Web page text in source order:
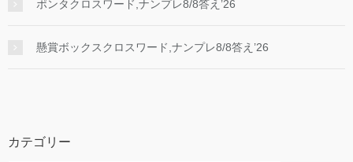
ポンタクロスワード,ナンプレ8/8答え’26
懸賞ボックスクロスワード,ナンプレ8/8答え’26
カテゴリー